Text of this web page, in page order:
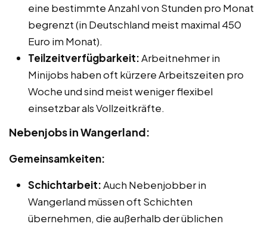
eine bestimmte Anzahl von Stunden pro Monat
begrenzt (in Deutschland meist maximal 450
Euro im Monat).
Teilzeitverfügbarkeit:Arbeitnehmer in
Minijobs haben oft kürzere Arbeitszeiten pro
Woche und sind meist weniger flexibel
einsetzbar als Vollzeitkräfte.
Nebenjobs in Wangerland:
Gemeinsamkeiten:
Schichtarbeit:Auch Nebenjobber in
Wangerland müssen oft Schichten
übernehmen, die außerhalb der üblichen